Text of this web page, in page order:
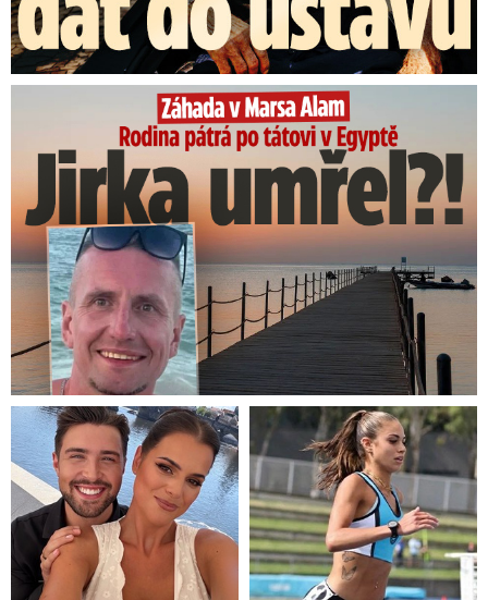
Rodina pátrá po tátovi v Egyptě: Jirka umřel?!